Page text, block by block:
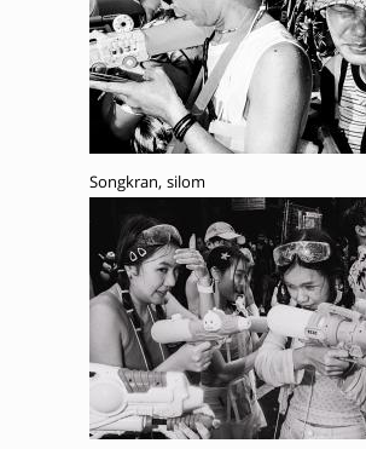
Songkran, silom